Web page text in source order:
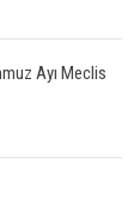
Ayı Meclis